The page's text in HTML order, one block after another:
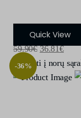
Quick View
59.90€ 36.81€
Įdėti į norų
-36%